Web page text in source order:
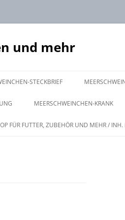
und mehr
InhaltSTECKBRIEF
WEITERES
MEERSCHWEINCHEN-KRANK
ERKRANKUNGEN DES
FÜR FUTTER, ZUBEHÖR UND MEHR /